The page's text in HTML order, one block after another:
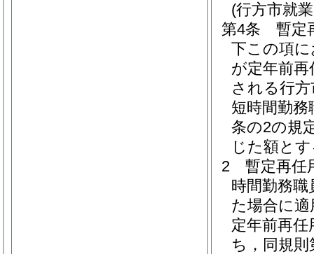
(行方市就
第4条
暫定
下この項
が定年前
される行
短時間勤
条の2の規
じた額と
2
暫定再任
時間勤務
た場合に
定年前再
ち，同規